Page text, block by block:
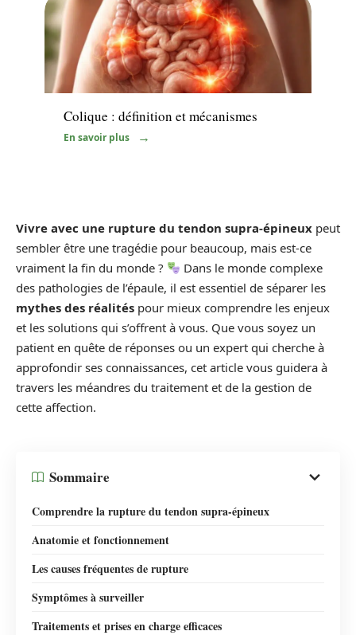
Maladie
Colique : définition et mécanismes
En savoir plus
Vivre avec une rupture du tendon supra-épineux peut
sembler être une tragédie pour beaucoup, mais est-ce
vraiment la fin du monde ?
Dans le monde complexe
des pathologies de l’épaule, il est essentiel de séparer les
mythes des réalités pour mieux comprendre les enjeux
et les solutions qui s’offrent à vous. Que vous soyez un
patient en quête de réponses ou un expert qui cherche à
approfondir ses connaissances, cet article vous guidera à
travers les méandres du traitement et de la gestion de
cette affection.
Sommaire
Comprendre la rupture du tendon supra-épineux
Anatomie et fonctionnement
Les causes fréquentes de rupture
Symptômes à surveiller
Traitements et prises en charge efficaces